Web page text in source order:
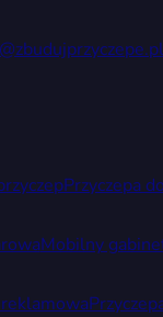
Przyczepa
Mobilny